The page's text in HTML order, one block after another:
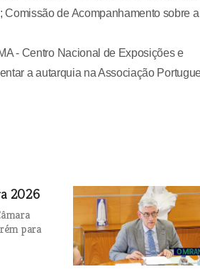
de Acompanhamento sobre a
- Centro Nacional de Exposições e
a autarquia na Associação
2026
para